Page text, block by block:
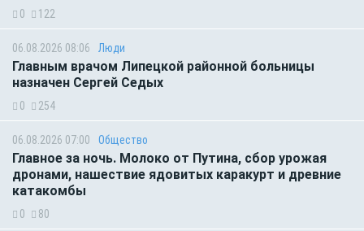
0 122
06.08.2026 08:06 Люди
Главным врачом Липецкой районной больницы
назначен Сергей Седых
0 254
06.08.2026 07:00 Общество
Главное за ночь. Молоко от Путина, сбор урожая
дронами, нашествие ядовитых каракурт и древние
катакомбы
0 80